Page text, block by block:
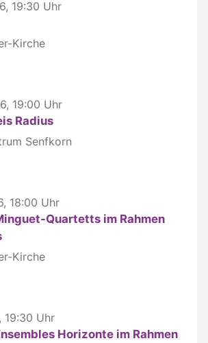
19:30 Uhr
Kirche
19:00 Uhr
Radius
Senfkorn
18:00 Uhr
Quartetts im Rahmen
Kirche
19:30 Uhr
Horizonte im Rahmen